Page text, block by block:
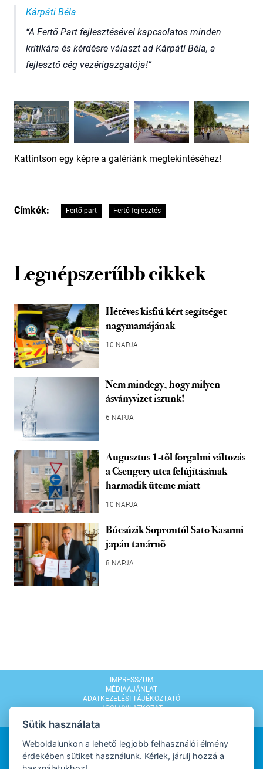
Kárpáti Béla
A Fertő Part fejlesztésével kapcsolatos minden
kritikára és kérdésre választ ad Kárpáti Béla, a
fejlesztő cég vezérigazgatója!
Kattintson egy képre a galériánk megtekintéséhez!
Címkék: Fertő part Fertő fejlesztés
Legnépszerűbb cikkek
Hétéves kisfiú kért segítséget
nagymamájának
10 NAPJA
Nem mindegy, hogy milyen
ásványvizet iszunk!
6 NAPJA
Augusztus 1-től forgalmi változás
a Csengery utca felújításának
harmadik üteme miatt
10 NAPJA
Búcsúzik Soprontól Sato Kasumi
japán tanárnő
8 NAPJA
IMPRESSZUM
MÉDIAAJÁNLAT
ADATKEZELÉSI TÁJÉKOZTATÓ
JOGI NYILATKOZAT
Sütik használata
Weboldalunkon a lehető legjobb felhasználói élmény
érdekében sütiket használunk. Kérlek, járulj hozzá a